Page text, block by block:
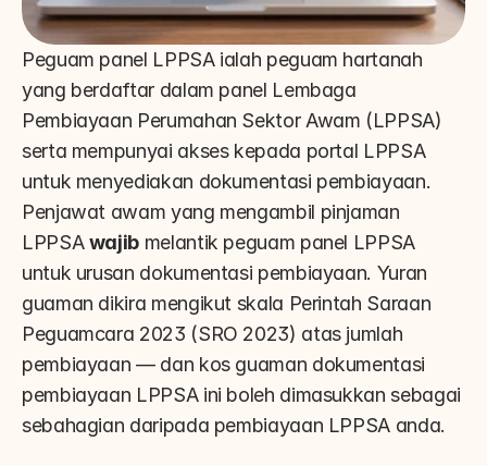
Peguam panel LPPSA ialah peguam hartanah
yang berdaftar dalam panel Lembaga
Pembiayaan Perumahan Sektor Awam (LPPSA)
serta mempunyai akses kepada portal LPPSA
untuk menyediakan dokumentasi pembiayaan.
Penjawat awam yang mengambil pinjaman
LPPSA wajib melantik peguam panel LPPSA
untuk urusan dokumentasi pembiayaan. Yuran
guaman dikira mengikut skala Perintah Saraan
Peguamcara 2023 (SRO 2023) atas jumlah
pembiayaan — dan kos guaman dokumentasi
pembiayaan LPPSA ini boleh dimasukkan sebagai
sebahagian daripada pembiayaan LPPSA anda.